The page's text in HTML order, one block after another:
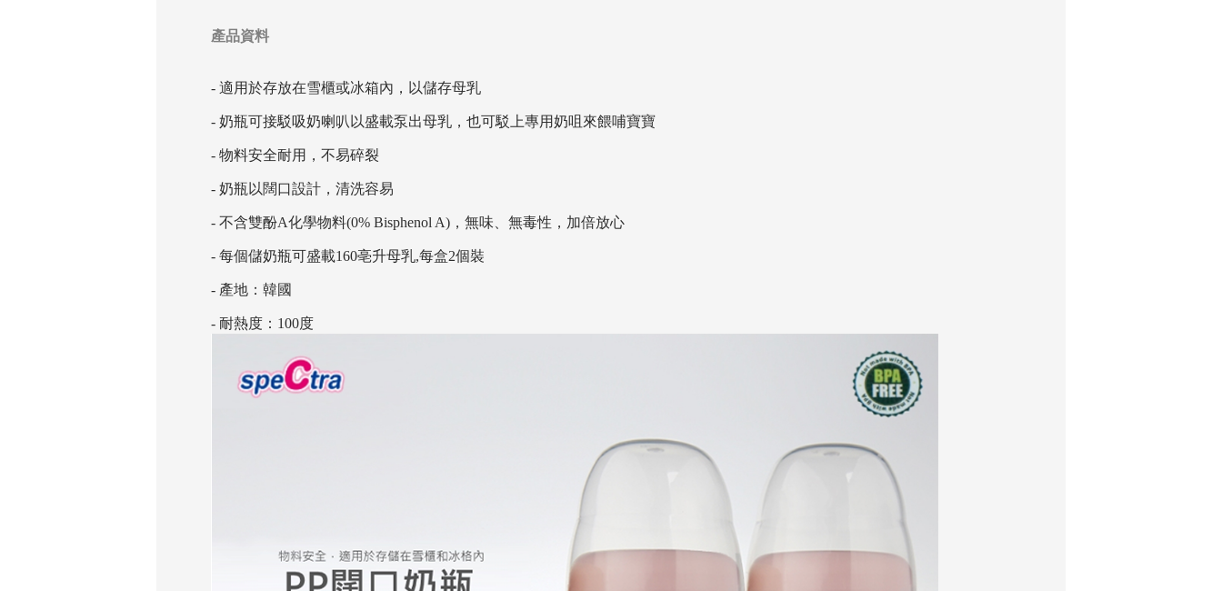
產品資料
- 適用於存放在雪櫃或冰箱內，以儲存母乳
- 奶瓶可接駁吸奶喇叭以盛載泵出母乳，也可駁上專用奶咀來餵哺寶寶
- 物料安全耐用，不易碎裂
- 奶瓶以闊口設計，清洗容易
- 不含雙酚A化學物料(0% Bisphenol A)，無味、無毒性，加倍放心
- 每個儲奶瓶可盛載160亳升母乳,每盒2個裝
- 產地：韓國
- 耐熱度：100度